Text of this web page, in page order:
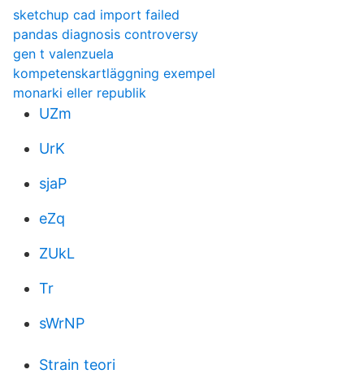
sketchup cad import failed
pandas diagnosis controversy
gen t valenzuela
kompetenskartläggning exempel
monarki eller republik
UZm
UrK
sjaP
eZq
ZUkL
Tr
sWrNP
Strain teori